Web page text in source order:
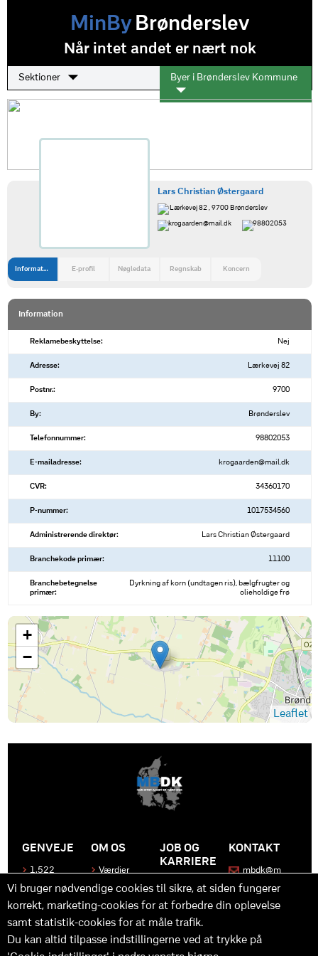
MinByBrønderslev
Når intet andet er nært nok
Sektioner Byer i Brønderslev Kommune
Lars Christian Østergaard
Lærkevej 82 , 9700 Brønderslev
krogaarden@mail.dk
98802053
Information E-profil Nøgledata Regnskab Koncern
Information
Reklamebeskyttelse: Nej
Adresse: Lærkevej 82
Postnr.: 9700
By: Brønderslev
Telefonnummer: 98802053
E-mailadresse: krogaarden@mail.dk
CVR: 34360170
P-nummer: 1017534560
Administrerende direktør: Lars Christian Østergaard
Branchekode primær: 11100
Branchebetegnelse
primær:
Dyrkning af korn (undtagen ris), bælgfrugter og
olieholdige frø
+
−
Leaflet
GENVEJE
1.522
Produkter
Kontakt
os
OM OS
Værdier
Historen
bag
MBDK
Hvad gør
os unikke
JOB OG
KARRIERE
Bliv en del
af MBDK
Vores
team
og
KONTAKT
mbdk@m
Vi bruger nødvendige cookies til sikre, at siden fungerer
korrekt, marketing-cookies for at forbedre din oplevelse
samt statistik-cookies for at måle trafik.
Du kan altid tilpasse indstillingerne ved at trykke på